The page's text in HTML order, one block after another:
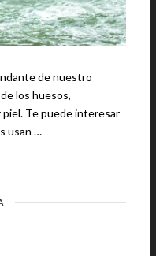
de nuestro
los huesos,
usan …